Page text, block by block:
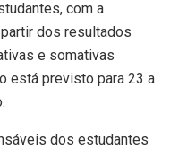
com a
dos resultados
e somativas
está previsto para 23 a
dos estudantes